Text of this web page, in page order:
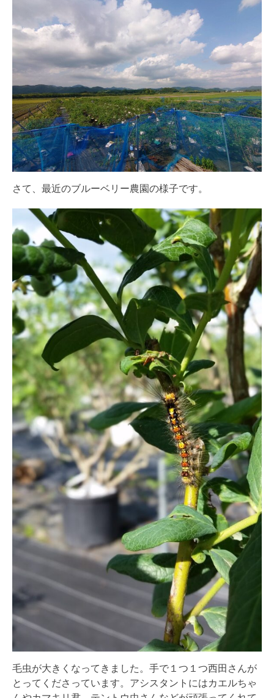
さて、最近のブルーベリー農園の様子です。
毛虫が大きくなってきました。手で１つ１つ西田さんが
とってくださっています。アシスタントにはカエルちゃ